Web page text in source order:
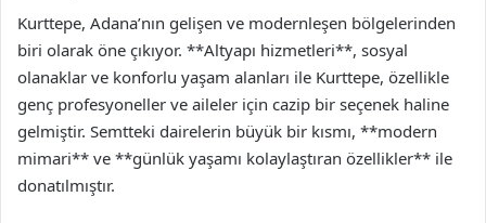
Kurttepe, Adana’nın gelişen ve modernleşen bölgelerinden
biri olarak öne çıkıyor. **Altyapı hizmetleri**, sosyal
olanaklar ve konforlu yaşam alanları ile Kurttepe, özellikle
genç profesyoneller ve aileler için cazip bir seçenek haline
gelmiştir. Semtteki dairelerin büyük bir kısmı, **modern
mimari** ve **günlük yaşamı kolaylaştıran özellikler** ile
donatılmıştır.